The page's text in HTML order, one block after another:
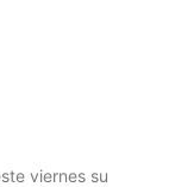
viernes su